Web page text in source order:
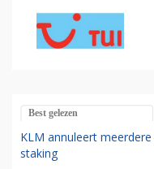
Best gelezen
KLM annuleert
staking